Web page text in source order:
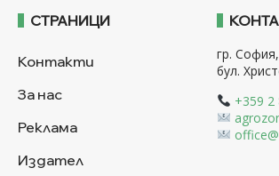
СТРАНИЦИ
Контакти
За нас
Реклама
Издател
гр.
бул.
+359 2